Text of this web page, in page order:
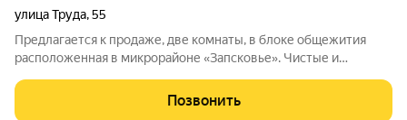
улица Труда,55
Предлагается к продаже, две комнаты, в блоке общежития
расположенная в микрорайоне «Запсковье». Чистые и
мебель остается, вода подведена, тихие соседи пенсионеры на
секции, которых практически не
Позвонить